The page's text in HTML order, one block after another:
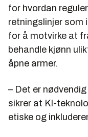
for hvordan
retningslinjer som
for å motvirke at
behandle kjønn
åpne armer.
– Det er
sikrer at KI-
etiske og